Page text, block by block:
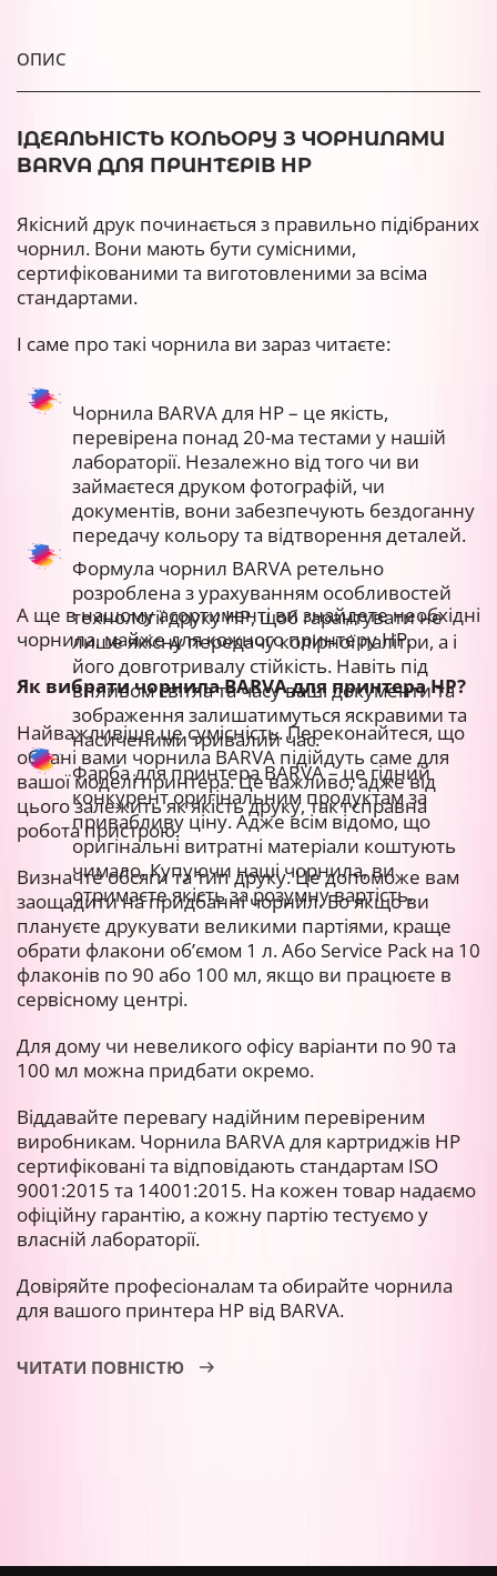
ОПИС
ІДЕАЛЬНІСТЬ КОЛЬОРУ З ЧОРНИЛАМИ
BARVA ДЛЯ ПРИНТЕРІВ HP
Якісний друк починається з правильно підібраних
чорнил. Вони мають бути сумісними,
сертифікованими та виготовленими за всіма
стандартами.
І саме про такі чорнила ви зараз читаєте:
Чорнила BARVA для HP – це якість,
перевірена понад 20-ма тестами у нашій
лабораторії. Незалежно від того чи ви
займаєтеся друком фотографій, чи
документів, вони забезпечують бездоганну
передачу кольору та відтворення деталей.
Формула чорнил BARVA ретельно
розроблена з урахуванням особливостей
технології друку HP, щоб гарантувати не
лише якісну передачу колірної палітри, а і
його довготривалу стійкість. Навіть під
впливом світла та часу ваші документи та
зображення залишатимуться яскравими та
насиченими тривалий час.
Фарба для принтера BARVA – це гідний
конкурент оригінальним продуктам за
привабливу ціну. Адже всім відомо, що
оригінальні витратні матеріали коштують
чимало. Купуючи наші чорнила, ви
отримаєте якість за розумну вартість.
А ще в нашому асортименті ви знайдете необхідні
чорнила, майже для кожного принтеру НР.
Як вибрати чорнила BARVA для принтера HP?
Найважливіше це сумісність. Переконайтеся, що
обрані вами чорнила BARVA підійдуть саме для
вашої моделі принтера. Це важливо, адже від
цього залежить як якість друку, так і справна
робота пристрою.
Визначте обсяги та тип друку. Це допоможе вам
заощадити на придбанні чорнил. Бо якщо ви
плануєте друкувати великими партіями, краще
обрати флакони об’ємом 1 л. Або Service Pack на 10
флаконів по 90 або 100 мл, якщо ви працюєте в
сервісному центрі.
Для дому чи невеликого офісу варіанти по 90 та
100 мл можна придбати окремо.
Віддавайте перевагу надійним перевіреним
виробникам. Чорнила BARVA для картриджів HP
сертифіковані та відповідають стандартам ISO
9001:2015 та 14001:2015. На кожен товар надаємо
офіційну гарантію, а кожну партію тестуємо у
власній лабораторії.
Довіряйте професіоналам та обирайте чорнила
для вашого принтера HP від BARVA.
ЧИТАТИ ПОВНІСТЮ